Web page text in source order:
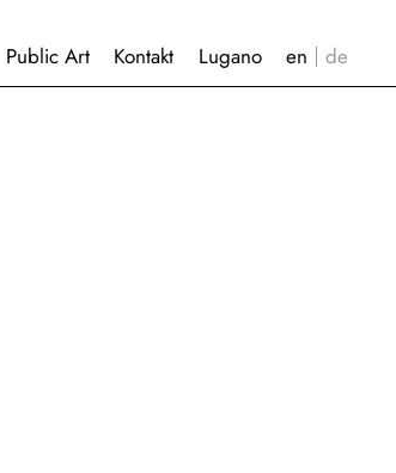
Public Art Kontakt Lugano